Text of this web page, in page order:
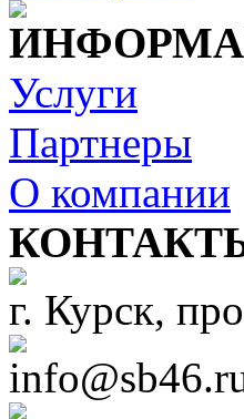
Услуги
Партнеры
О компании
г. Курск,